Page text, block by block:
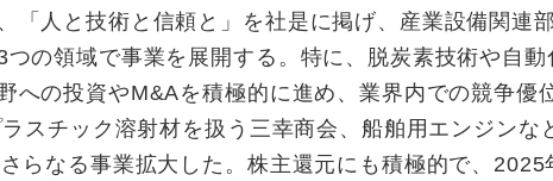
「人と技術と信頼と」を社是に掲げ、産業設備関連
の領域で事業を展開する。特に、脱炭素技術や自
への投資やM&Aを積極的に進め、業界内での競争優
スチック溶射材を扱う三幸商会、船舶用エンジンな
らなる事業拡大した。株主還元にも積極的で、2025